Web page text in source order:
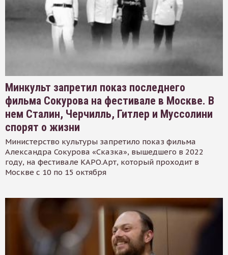
Минкульт запретил показ последнего
фильма Сокурова на фестивале в Москве. В
нем Сталин, Черчилль, Гитлер и Муссолини
спорят о жизни
Министерство культуры запретило показ фильма
Александра Сокурова «Сказка», вышедшего в 2022
году, на фестивале КАРО.Арт, который проходит в
Москве с 10 по 15 октября